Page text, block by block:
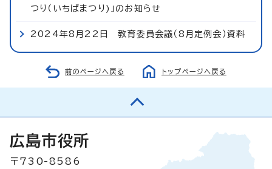
つり（いちばまつり)」のお知らせ
2024年8月22日 教育委員会議（8月定例会）資料
前のページへ戻る トップページへ戻る
広島市役所
〒730-8586